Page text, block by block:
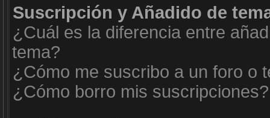
Suscripción y Añadido de
¿Cuál es la diferencia entre
tema?
¿Cómo me suscribo a un foro o
¿Cómo borro mis suscripciones?